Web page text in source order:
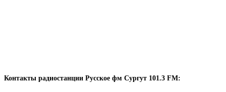
Контакты радиостанции Русское фм Сургут 101.3 FM: